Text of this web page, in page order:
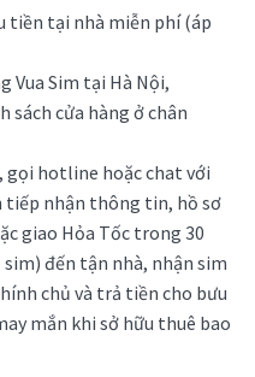
tiền tại nhà miễn phí (áp
Vua Sim tại Hà Nội,
sách cửa hàng ở chân
hotline hoặc chat với
tiếp nhận thông tin, hồ sơ
giao Hỏa Tốc trong 30
đến tận nhà, nhận sim
chủ và trả tiền cho bưu
mắn khi sở hữu thuê bao